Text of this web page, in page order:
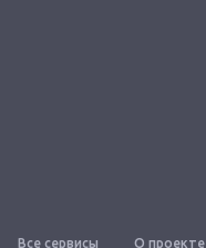
Все сервисы О проекте